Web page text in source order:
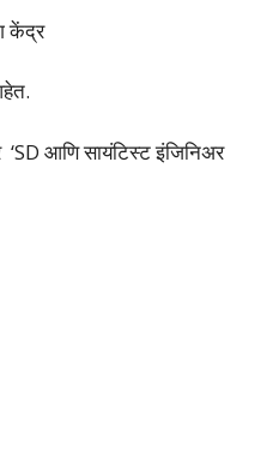
केंद्र
‘SD आणि सायंटिस्ट इंजिनिअर